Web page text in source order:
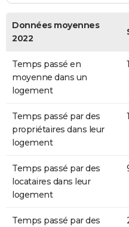
Données moyennes
2022
Temps passé en
moyenne dans un
logement
Temps passé par des
propriétaires dans leur
logement
Temps passé par des
locataires dans leur
logement
Temps passé par des